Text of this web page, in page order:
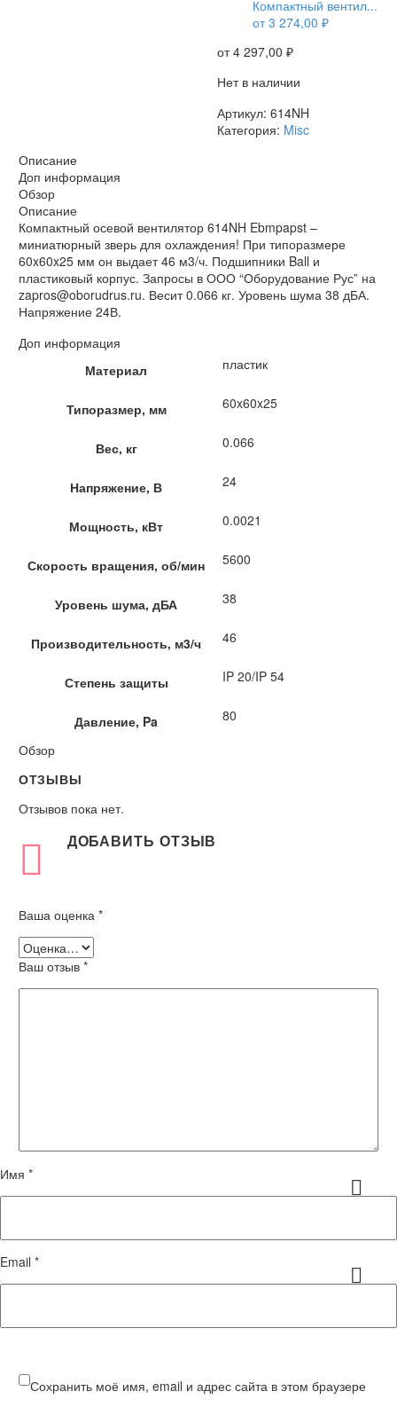
Компактный вентил...
от3 274,00 ₽
от4 297,00 ₽
Нет в наличии
Артикул: 614NH
Категория: Misc
Описание
Доп информация
Обзор
Описание
Компактный осевой вентилятор 614NH Ebmpapst –
миниатюрный зверь для охлаждения! При типоразмере
60x60x25 мм он выдает 46 м3/ч. Подшипники Ball и
пластиковый корпус. Запросы в ООО “Оборудование Рус” на
zapros@oborudrus.ru. Весит 0.066 кг. Уровень шума 38 дБА.
Напряжение 24В.
Доп информация
Материал
пластик
Типоразмер, мм 60x60x25
Вес, кг 0.066
Напряжение, В 24
Мощность, кВт 0.0021
Скорость вращения, об/мин 5600
Уровень шума, дБА 38
Производительность, м3/ч 46
Степень защиты IP 20/IP 54
Давление, Pa
80
Обзор
ОТЗЫВЫ
Отзывов пока нет.
ДОБАВИТЬ ОТЗЫВ
Ваша оценка *
Ваш отзыв *
Имя *
Email *
Сохранить моё имя, email и адрес сайта в этом браузере